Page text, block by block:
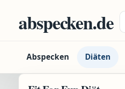
abspecken.de
Abspecken Diäten